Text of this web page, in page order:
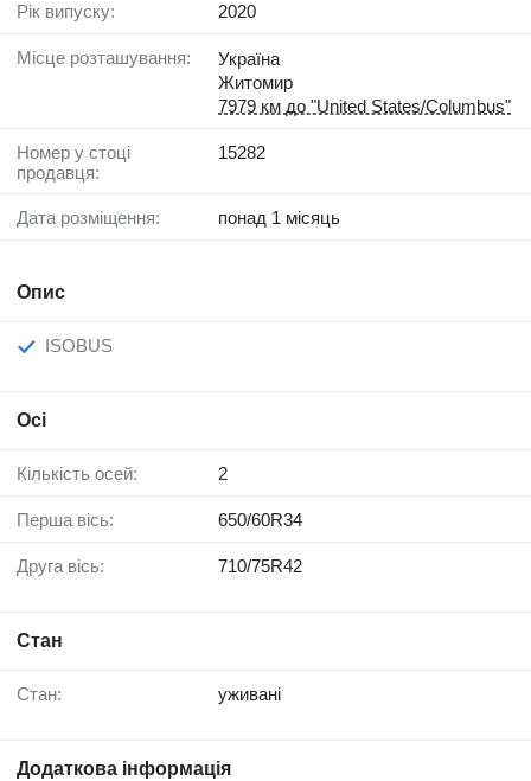
Рік випуску: 2020
Місце розташування:
Україна
Житомир
7979 км до "United States/Columbus"
Номер у стоці
продавця:
15282
Дата розміщення: понад 1 місяць
Опис
ISOBUS
Осі
Кількість осей: 2
Перша вісь: 650/60R34
Друга вісь: 710/75R42
Стан
Стан: уживані
Додаткова інформація